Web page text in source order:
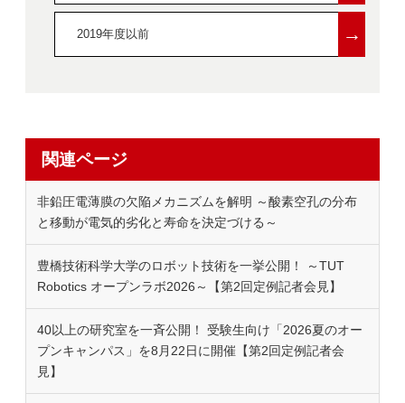
2019年度以前 →
関連ページ
非鉛圧電薄膜の欠陥メカニズムを解明 ～酸素空孔の分布
と移動が電気的劣化と寿命を決定づける～
豊橋技術科学大学のロボット技術を一挙公開！ ～TUT
Robotics オープンラボ2026～【第2回定例記者会見】
40以上の研究室を一斉公開！ 受験生向け「2026夏のオー
プンキャンパス」を8月22日に開催【第2回定例記者会
見】